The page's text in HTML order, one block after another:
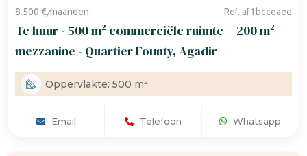
8.500 €/maanden Ref. af1bcceaee
Te huur - 500 m² commerciële ruimte + 200 m²
mezzanine - Quartier Founty, Agadir
Oppervlakte: 500 m²
Email Telefoon Whatsapp